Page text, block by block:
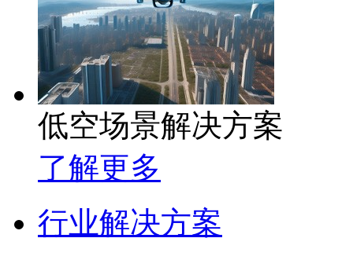
低空场景解决方案
了解更多
行业解决方案